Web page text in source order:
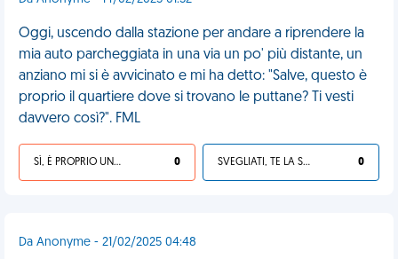
Oggi, uscendo dalla stazione per andare a riprendere la
mia auto parcheggiata in una via un po' più distante, un
anziano mi si è avvicinato e mi ha detto: "Salve, questo è
proprio il quartiere dove si trovano le puttane? Ti vesti
davvero così?". FML
SÌ, È PROPRIO UNA VDM! 0 SVEGLIATI, TE LA SEI CERCATA! 0
Da Anonyme - 21/02/2025 04:48